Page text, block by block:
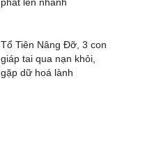
Tổ Tiên Nâng Đỡ, 3 con
giáp tai qua nạn khỏi,
gặp dữ hoá lành